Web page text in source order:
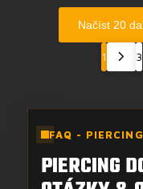
Načíst 20
1 3
FAQ -
PIERCING